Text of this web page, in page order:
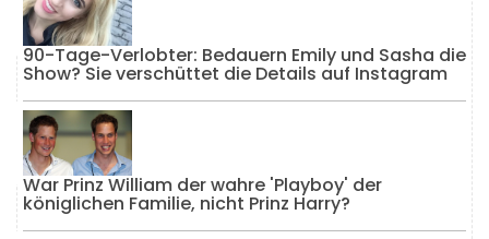
90-Tage-Verlobter: Bedauern Emily und Sasha die
Show? Sie verschüttet die Details auf Instagram
War Prinz William der wahre 'Playboy' der
königlichen Familie, nicht Prinz Harry?